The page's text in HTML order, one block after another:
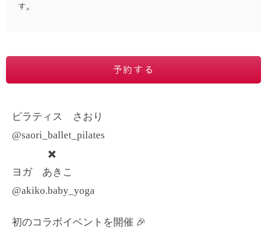
す。
予約する
ピラティス さおり
@saori_ballet_pilates
✖️
ヨガ あきこ
@akiko.baby_yoga
初のコラボイベントを開催 🎉